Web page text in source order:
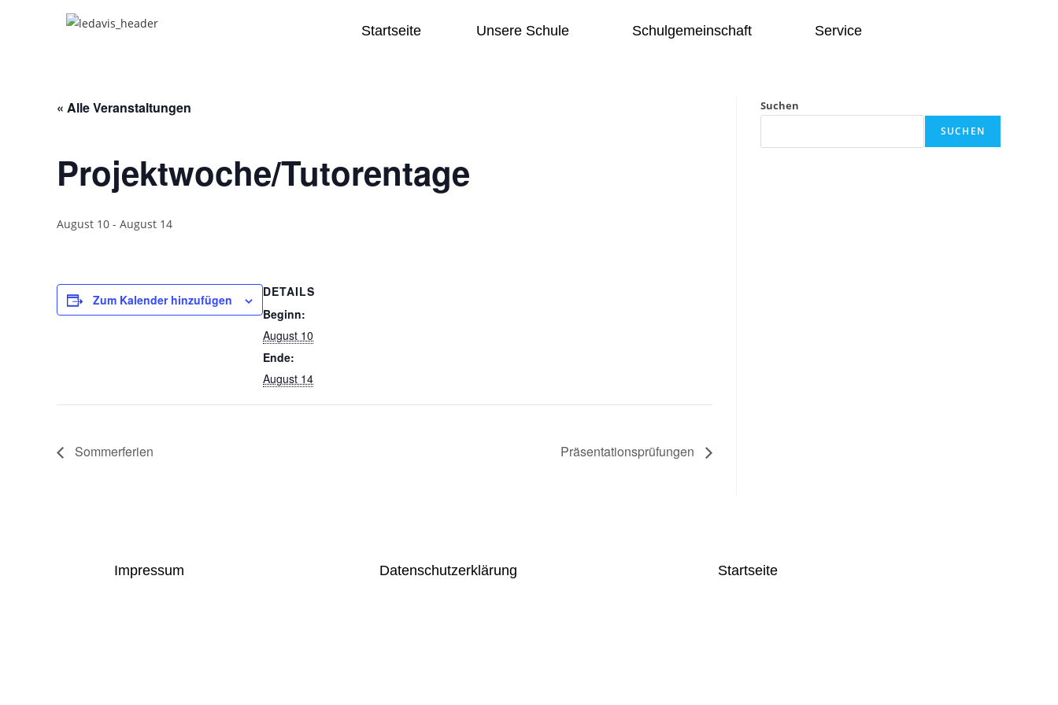
Startseite Unsere Schule Schulgemeinschaft Service
« Alle Veranstaltungen
Projektwoche/Tutorentage
August 10 - August 14
Zum Kalender hinzufügen
DETAILS
Beginn:
August 10
Ende:
August 14
Sommerferien Präsentationsprüfungen
Suchen
SUCHEN
Impressum Datenschutzerklärung Startseite